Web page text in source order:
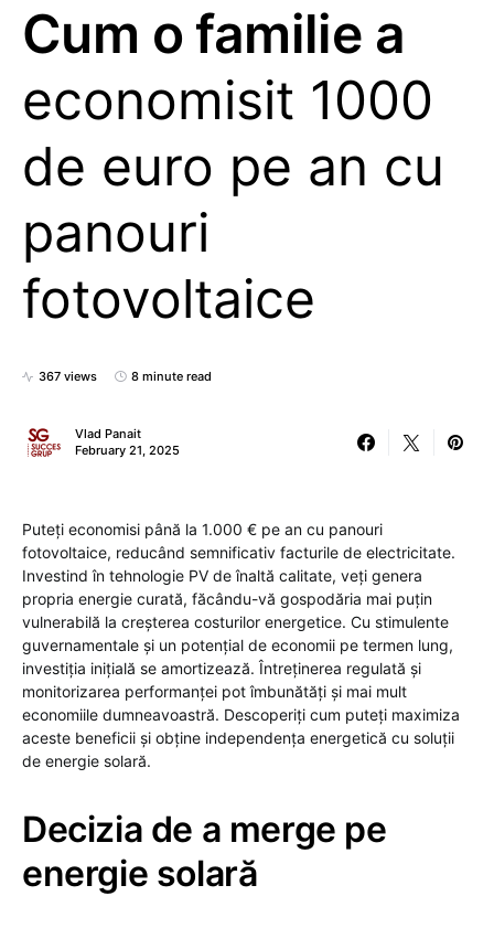
Cum o familie a
economisit 1000
de euro pe an cu
panouri
fotovoltaice
367 views 8 minute read
Vlad Panait
February 21, 2025
Puteți economisi până la 1.000 € pe an cu panouri
fotovoltaice, reducând semnificativ facturile de electricitate.
Investind în tehnologie PV de înaltă calitate, veți genera
propria energie curată, făcându-vă gospodăria mai puțin
vulnerabilă la creșterea costurilor energetice. Cu stimulente
guvernamentale și un potențial de economii pe termen lung,
investiția inițială se amortizează. Întreținerea regulată și
monitorizarea performanței pot îmbunătăți și mai mult
economiile dumneavoastră. Descoperiți cum puteți maximiza
aceste beneficii și obține independența energetică cu soluții
de energie solară.
Decizia de a merge pe
energie solară